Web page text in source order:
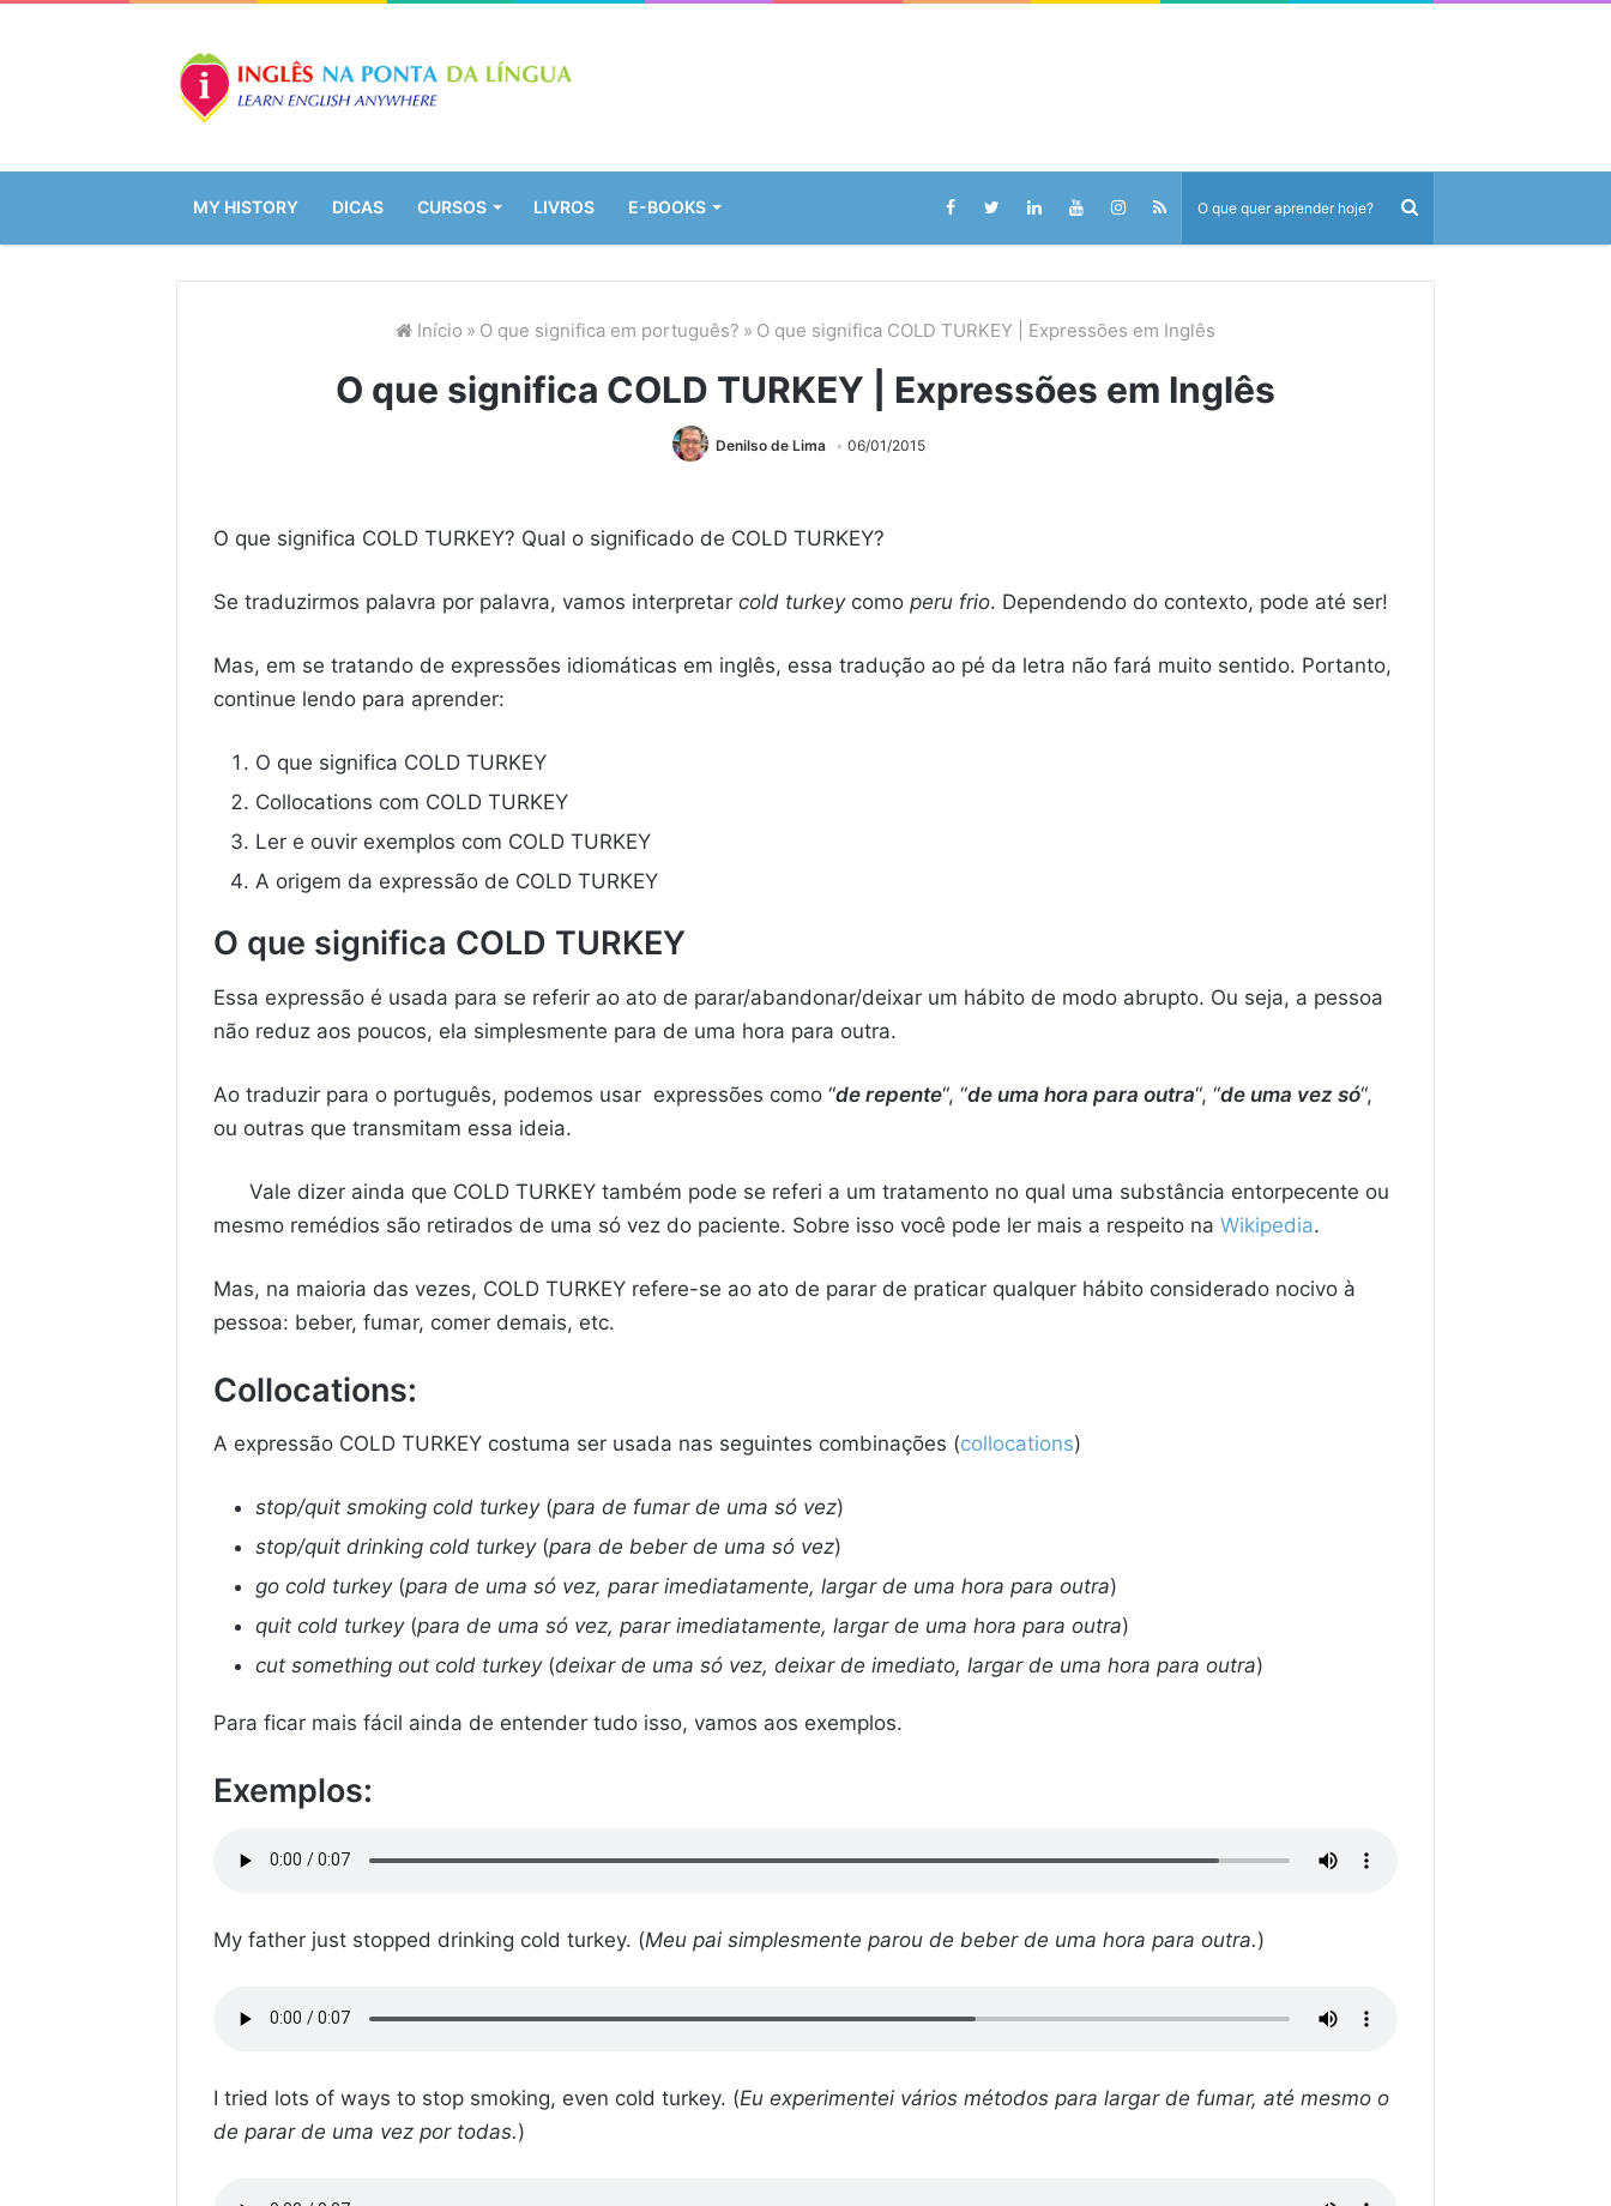
MY HISTORY DICAS CURSOS LIVROS E-BOOKS
Início » O que significa em português? » O que significa COLD TURKEY | Expressões em Inglês
O que significa COLD TURKEY | Expressões em Inglês
Denilso de Lima 06/01/2015
O que significa COLD TURKEY? Qual o significado de COLD TURKEY?
Se traduzirmos palavra por palavra, vamos interpretar cold turkeycomo peru frio. Dependendo do contexto, pode até ser!
Mas, em se tratando de expressões idiomáticas em inglês, essa tradução ao pé da letra não fará muito sentido. Portanto,
continue lendo para aprender:
O que significa COLD TURKEY
Collocations com COLD TURKEY
Ler e ouvir exemplos com COLD TURKEY
A origem da expressão de COLD TURKEY
O que significa COLD TURKEY
Essa expressão é usada para se referir ao ato de parar/abandonar/deixar um hábito de modo abrupto. Ou seja, a pessoa
não reduz aos poucos, ela simplesmente para de uma hora para outra.
Ao traduzir para o português, podemos usar expressões como “de repente“, “de uma hora para outra“, “de uma vez só“,
ou outras que transmitam essa ideia.
Vale dizer ainda que COLD TURKEY também pode se referi a um tratamento no qual uma substância entorpecente ou
mesmo remédios são retirados de uma só vez do paciente. Sobre isso você pode ler mais a respeito na Wikipedia.
Mas, na maioria das vezes, COLD TURKEY refere-se ao ato de parar de praticar qualquer hábito considerado nocivo à
pessoa: beber, fumar, comer demais, etc.
Collocations:
A expressão COLD TURKEY costuma ser usada nas seguintes combinações (collocations)
stop/quit smoking cold turkey(para de fumar de uma só vez)
stop/quit drinking cold turkey(para de beber de uma só vez)
go cold turkey(para de uma só vez, parar imediatamente, largar de uma hora para outra)
quit cold turkey(para de uma só vez, parar imediatamente, largar de uma hora para outra)
cut something out cold turkey(deixar de uma só vez, deixar de imediato, largar de uma hora para outra)
Para ficar mais fácil ainda de entender tudo isso, vamos aos exemplos.
Exemplos:
My father just stopped drinking cold turkey. (Meu pai simplesmente parou de beber de uma hora para outra.)
I tried lots of ways to stop smoking, even cold turkey. (Eu experimentei vários métodos para largar de fumar, até mesmo o
de parar de uma vez por todas.)